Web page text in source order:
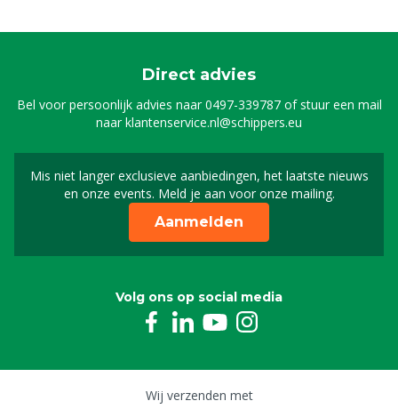
Direct advies
Bel voor persoonlijk advies naar0497-339787of stuur een mail
naarklantenservice.nl@schippers.eu
Mis niet langer exclusieve aanbiedingen, het laatste nieuws
en onze events. Meld je aan voor onze mailing.
Schrijf je in voor onze
Aanmelden
Volg ons op social media
Wij verzenden met